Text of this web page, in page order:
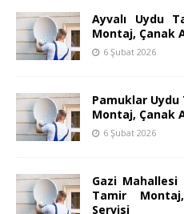
Ayvalı Uydu
Montaj, Çanak
6 Şubat 2026
Pamuklar
Montaj, Çanak
6 Şubat 2026
Gazi
Tamir
Servisi